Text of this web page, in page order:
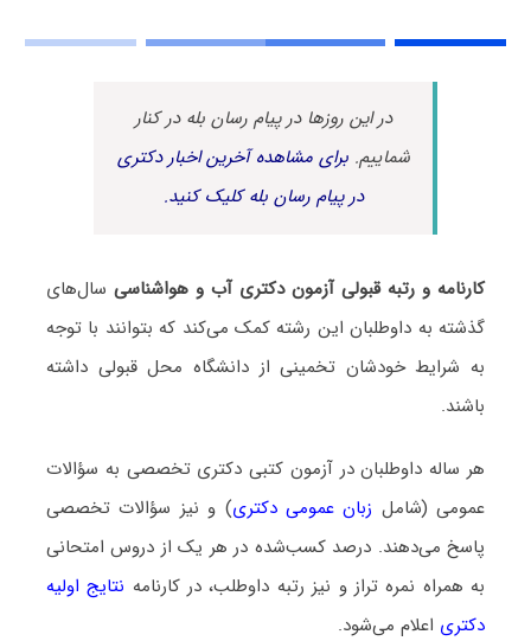
در این روزها در پیام رسان بله در کنار
شماییم.برای مشاهده آخرین اخبار دکتری
در پیام رسان بله کلیک کنید.
کارنامه و رتبه قبولی آزمون دکتری آب و هواشناسی سال‌های
گذشته به داوطلبان این رشته کمک می‌کند که بتوانند با توجه
به شرایط خودشان تخمینی از دانشگاه محل قبولی داشته
باشند.
هر ساله داوطلبان در آزمون کتبی دکتری تخصصی به سؤالات
عمومی (شامل زبان عمومی دکتری) و نیز سؤالات تخصصی
پاسخ می‌دهند. درصد کسب‌شده در هر یک از دروس امتحانی
به همراه نمره تراز و نیز رتبه داوطلب، در کارنامه نتایج اولیه
دکتری اعلام می‌شود.